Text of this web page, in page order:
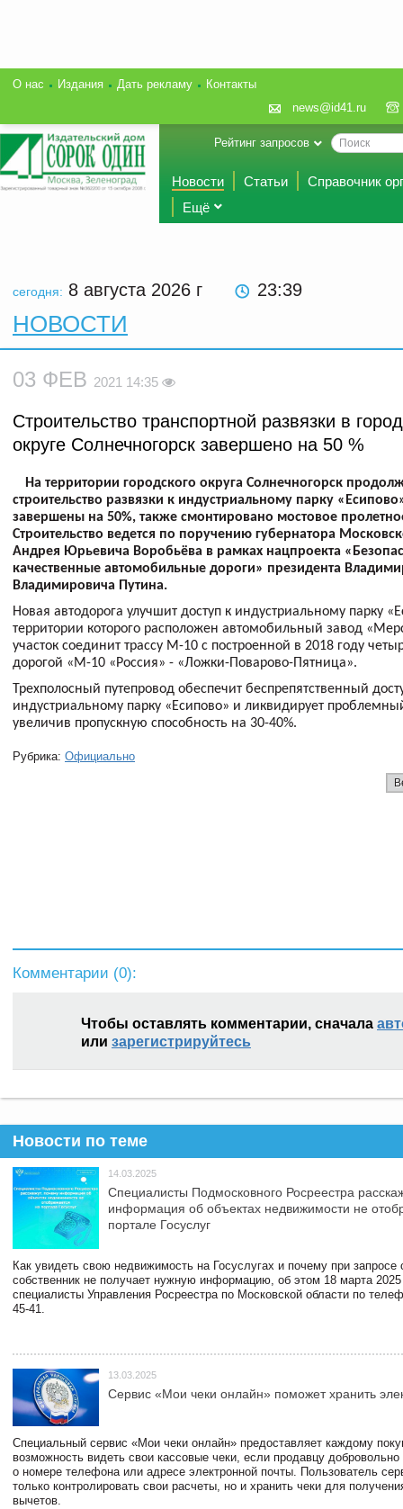
О нас Издания Дать рекламу
Контакты
news@id41.ru
Рейтинг запросов
Новости Статьи
Справочник
Ещё
сегодня: 8 августа 2026 г 23:39
НОВОСТИ
03 ФЕВ 2021 14:35
Строительство транспортной развязки в
округе Солнечногорск завершено на 50 %
На территории городского округа Солнечногорск
строительство развязки к индустриальному парку
завершены на 50%, также смонтировано мостовое
Строительство ведется по поручению губернатора
Андрея Юрьевича Воробьёва в рамках нацпроекта
качественные автомобильные дороги» президента
Владимировича Путина.
Новая автодорога улучшит доступ к индустриальному парку
территории которого расположен автомобильный завод
участок соединит трассу М-10 с построенной в 2018 году
дорогой «М-10 «Россия» - «Ложки-Поварово-Пятница».
Трехполосный путепровод обеспечит беспрепятственный
индустриальному парку «Есипово» и ликвидирует
увеличив пропускную способность на 30-40%.
Рубрика: Официально
Комментарии (0):
Чтобы оставлять комментарии, сначала
или зарегистрируйтесь
Новости по теме
14.03.2025
Специалисты Подмосковного Росреестра
информация об объектах недвижимости не
портале Госуслуг
Как увидеть свою недвижимость на Госуслугах и почему при запросе
собственник не получает нужную информацию, об этом 18 марта 2025
специалисты Управления Росреестра по Московской области по
45-41.
13.03.2025
Сервис «Мои чеки онлайн» поможет хранить
Специальный сервис «Мои чеки онлайн» предоставляет каждому
возможность видеть свои кассовые чеки, если продавцу
о номере телефона или адресе электронной почты. Пользователь
только контролировать свои расчеты, но и хранить чеки для
вычетов.